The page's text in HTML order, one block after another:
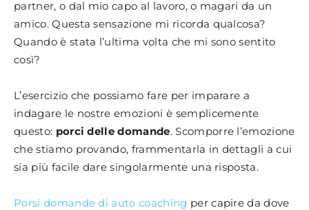
partner, o dal mio capo al lavoro, o magari da un
amico. Questa sensazione mi ricorda qualcosa?
Quando è stata l’ultima volta che mi sono sentito
così?
L’esercizio che possiamo fare per imparare a
indagare le nostre emozioni è semplicemente
questo: porci delle domande. Scomporre l’emozione
che stiamo provando, frammentarla in dettagli a cui
sia più facile dare singolarmente una risposta.
Porsi domande di auto coaching per capire da dove